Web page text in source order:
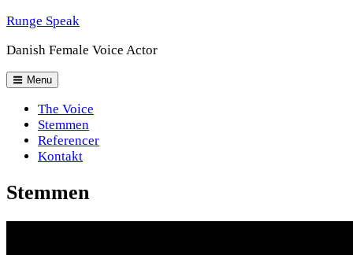
Skip
content
Runge Speak
Danish Female Voice Actor
Header
Menu
Menu
The Voice
Stemmen
Referencer
Kontakt
Stemmen